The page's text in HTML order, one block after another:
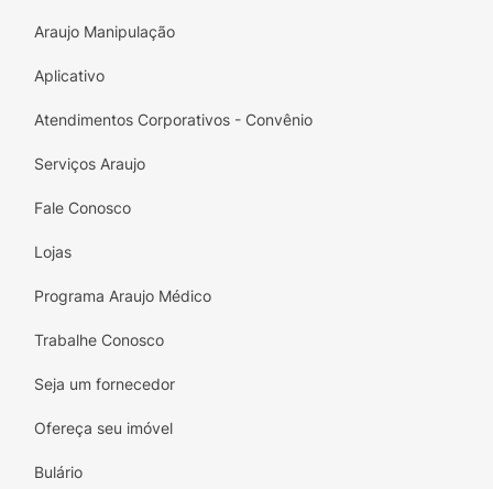
Araujo Manipulação
Aplicativo
Atendimentos Corporativos - Convênio
Serviços Araujo
Fale Conosco
Lojas
Programa Araujo Médico
Trabalhe Conosco
Seja um fornecedor
Ofereça seu imóvel
Bulário